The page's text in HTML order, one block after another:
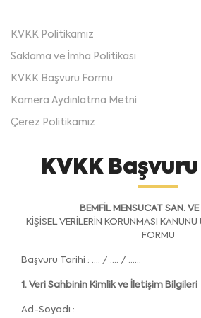
KVKK Politikamız
Saklama ve İmha Politikası
KVKK Başvuru Formu
Kamera Aydınlatma Metni
Çerez Politikamız
KVKK
BEMFİL MENSUCAT SAN.
KİŞİSEL VERİLERİN KORUNMASI
FORMU
Başvuru Tarihi : .... / .... / ......
1. Veri Sahbinin Kimlik ve İletişim Bilgileri
Ad-Soyadı :